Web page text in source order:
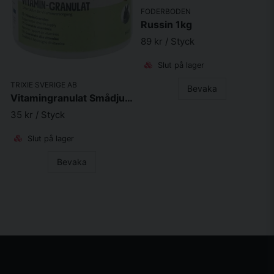
TRIXIE SVERIGE AB
Vitamingranulat Smådjur 125g
35 kr / Styck
Slut på lager
Bevaka
FODERBODEN
Russin 1kg
89 kr / Styck
Slut på lager
Bevaka